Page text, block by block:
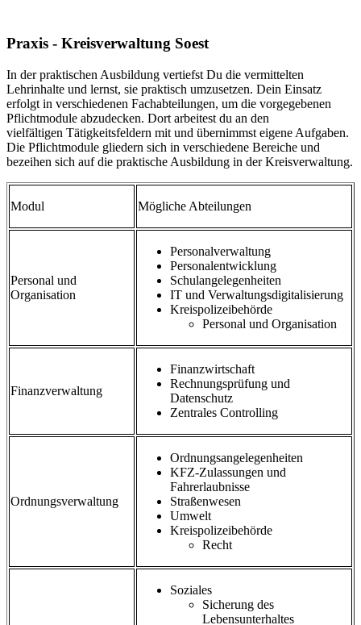
Praxis - Kreisverwaltung Soest
In der praktischen Ausbildung vertiefst Du die vermittelten
Lehrinhalte und lernst, sie praktisch umzusetzen. Dein Einsatz
erfolgt in verschiedenen Fachabteilungen, um die vorgegebenen
Pflichtmodule abzudecken. Dort arbeitest du an den
vielfältigen Tätigkeitsfeldern mit und übernimmst eigene Aufgaben.
Die Pflichtmodule gliedern sich in verschiedene Bereiche und
bezeihen sich auf die praktische Ausbildung in der Kreisverwaltung.
Modul Mögliche Abteilungen
Personal und
Organisation
Personalverwaltung
Personalentwicklung
Schulangelegenheiten
IT und Verwaltungsdigitalisierung
Kreispolizeibehörde
Personal und Organisation
Finanzverwaltung
Finanzwirtschaft
Rechnungsprüfung und
Datenschutz
Zentrales Controlling
Ordnungsverwaltung
Ordnungsangelegenheiten
KFZ-Zulassungen und
Fahrerlaubnisse
Straßenwesen
Umwelt
Kreispolizeibehörde
Recht
Soziales
Sicherung des
Lebensunterhaltes